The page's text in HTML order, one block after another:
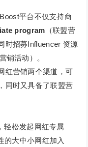
平台不仅支持商
program （联盟营
时招募Influencer 资源
销活动）。
红营销两个渠道，可
同时又具备了联盟营
轻松发起网红专属
的大中小网红加入